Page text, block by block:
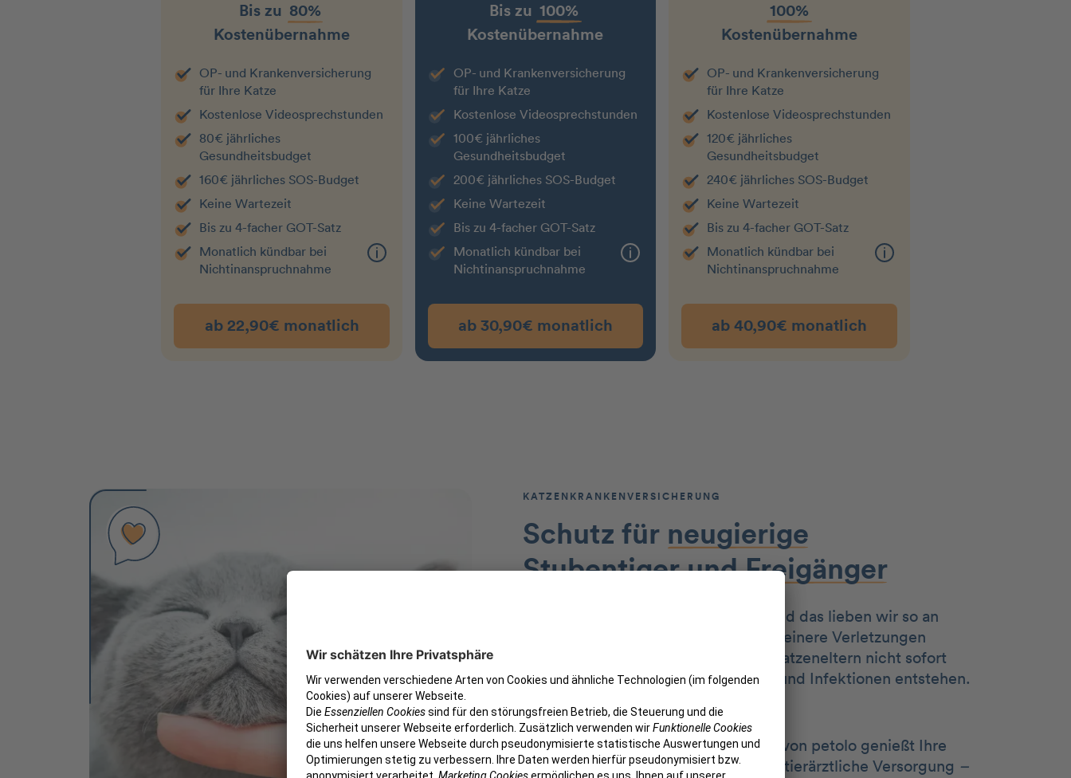
Bis zu 80%
Kostenübernahme
OP- und Krankenversicherung
für Ihre Katze
Kostenlose Videosprechstunden
80€ jährliches
Gesundheitsbudget
160€ jährliches SOS-Budget
Keine Wartezeit
Bis zu 4-facher GOT-Satz
Monatlich kündbar bei
Nichtin­an­spruchnahme
ab 22,90€ monatlich
Bis zu 100%
Kostenübernahme
OP- und Krankenversicherung
für Ihre Katze
Kostenlose Videosprechstunden
100€ jährliches
Gesundheitsbudget
200€ jährliches SOS-Budget
Keine Wartezeit
Bis zu 4-facher GOT-Satz
Monatlich kündbar bei
Nichtin­an­spruchnahme
ab 30,90€ monatlich
100%
Kostenübernahme
OP- und Krankenversicherung
für Ihre Katze
Kostenlose Videosprechstunden
120€ jährliches
Gesundheitsbudget
240€ jährliches SOS-Budget
Keine Wartezeit
Bis zu 4-facher GOT-Satz
Monatlich kündbar bei
Nichtin­an­spruchnahme
ab 40,90€ monatlich
KATZENKRANKENVERSICHERUNG
Schutz für neugierige
StubentigerundFreigänger
Katzen sind eigenständige Tiere – und das lieben wir so an
ihnen! Doch schnell haben sie sich kleinere Verletzungen
zugezogen, die auch fürsorglichen Katzeneltern nicht sofort
auffallen. So können Entzündungen und Infektionen entstehen.
Mit der Katzenkrankenversicherung von petolo genießt Ihre
Katze jederzeit eine vollumfängliche tierärztliche Versorgung –